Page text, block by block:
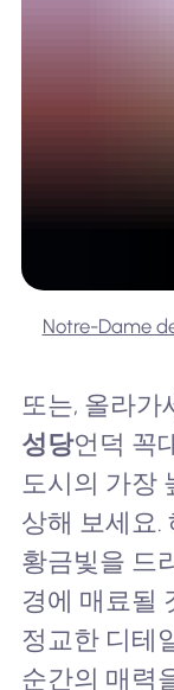
Notre-Dame
또는, 올라가
성당언덕 꼭
도시의 가장
상해 보세요.
황금빛을 드
경에 매료될
정교한 디테
순간의 매력